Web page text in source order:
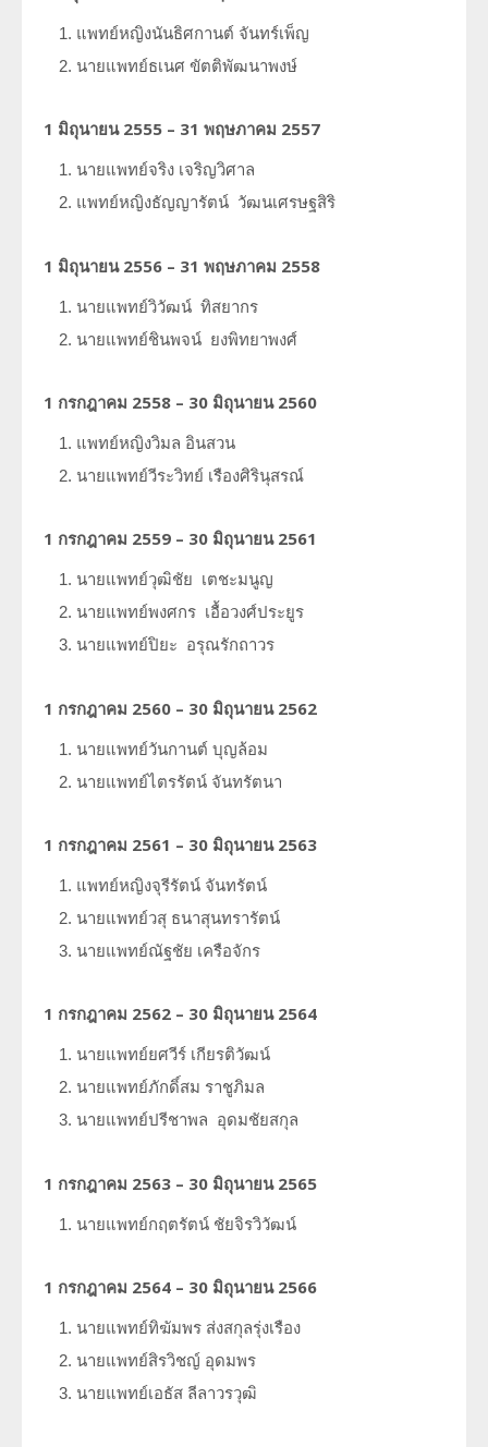
แพทย์หญิงนันธิศกานต์ จันทร์เพ็ญ
นายแพทย์ธเนศ ขัตติพัฒนาพงษ์
1 มิถุนายน 2555 – 31 พฤษภาคม 2557
นายแพทย์จริง เจริญวิศาล
แพทย์หญิงธัญญารัตน์ วัฒนเศรษฐสิริ
1 มิถุนายน 2556 – 31 พฤษภาคม 2558
นายแพทย์วิวัฒน์ ทิสยากร
นายแพทย์ชินพจน์ ยงพิทยาพงศ์
1 กรกฎาคม 2558 – 30 มิถุนายน 2560
แพทย์หญิงวิมล อินสวน
นายแพทย์วีระวิทย์ เรืองศิรินุสรณ์
1 กรกฎาคม 2559 – 30 มิถุนายน 2561
นายแพทย์วุฒิชัย เตชะมนูญ
นายแพทย์พงศกร เอื้อวงศ์ประยูร
นายแพทย์ปิยะ อรุณรักถาวร
1 กรกฎาคม 2560 – 30 มิถุนายน 2562
นายแพทย์วันกานต์ บุญล้อม
นายแพทย์ไตรรัตน์ จันทรัตนา
1 กรกฎาคม 2561 – 30 มิถุนายน 2563
แพทย์หญิงจุรีรัตน์ จันทรัตน์
นายแพทย์วสุ ธนาสุนทรารัตน์
นายแพทย์ณัฐชัย เครือจักร
1 กรกฎาคม 2562 – 30 มิถุนายน 2564
นายแพทย์ยศวีร์ เกียรติวัฒน์
นายแพทย์ภักดิ์สม ราชูภิมล
นายแพทย์ปรีชาพล อุดมชัยสกุล
1 กรกฎาคม 2563 – 30 มิถุนายน 2565
นายแพทย์กฤตรัตน์ ชัยจิรวิวัฒน์
1 กรกฎาคม 2564 – 30 มิถุนายน 2566
นายแพทย์ทิฆัมพร ส่งสกุลรุ่งเรือง
นายแพทย์สิรวิชญ์ อุดมพร
นายแพทย์เอธัส ลีลาวรวุฒิ